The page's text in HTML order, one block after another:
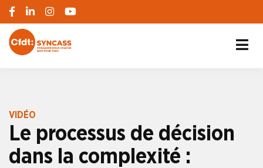
VIDÉO
Le processus de décision
dans la complexité :